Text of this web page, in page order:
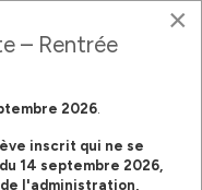
sur le respect des valeurs
magnifiant les valeurs
l'enfant, dans un
×
– Rentrée
2026
inscrit qui ne se
14 septembre 2026,
l'administration,